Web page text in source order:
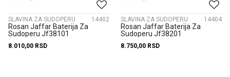
SLAVINA ZA SUDOPERU 14402
Rosan Jaffar Baterija Za
Sudoperu Jf38101
8.010,00 RSD
SLAVINA ZA SUDOPERU 14404
Rosan Jaffar Baterija Za
Sudoperu Jf38201
8.750,00 RSD